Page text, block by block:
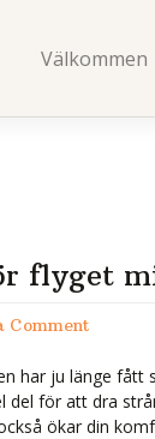
Välkommen
flyget
Comment
är
som
har ju länge
för att dra
ökar din